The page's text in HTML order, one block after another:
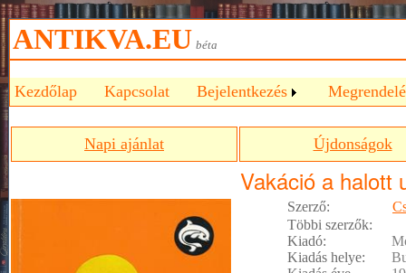
ANTIKVA.EU béta
Kezdőlap Kapcsolat Bejelentkezés
Napi ajánlat Újdonságok
Vakáció a halott
Szerző:
Többi szerzők:
Kiadó:
Kiadás helye: